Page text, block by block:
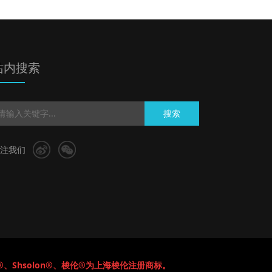
内搜索
搜索
我们
Shsolon®、梭伦®为上海梭伦注册商标。